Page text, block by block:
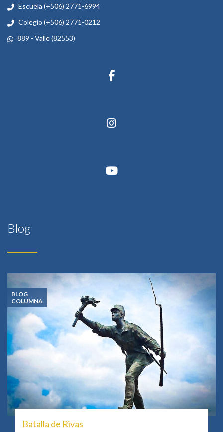
Escuela (+506) 2771-6994
Colegio (+506) 2771-0212
889 - Valle (82553)
Blog
BLOG
COLUMNA
Batalla de Rivas